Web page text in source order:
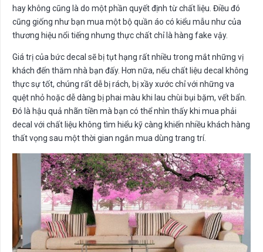
hay không cũng là do một phần quyết định từ chất liệu. Điều đó
cũng giống như bạn mua một bộ quần áo có kiểu mẫu như của
thương hiệu nổi tiếng nhưng thực chất chỉ là hàng fake vậy.
Giá trị của bức decal sẽ bị tụt hạng rất nhiều trong mắt những vị
khách đến thăm nhà bạn đấy. Hơn nữa, nếu chất liệu decal không
thực sự tốt, chúng rất dễ bị rách, bị xầy xước chỉ với những va
quệt nhỏ hoặc dễ dàng bị phai màu khi lau chùi bụi bặm, vết bẩn.
Đó là hậu quả nhãn tiền mà bạn có thể nhìn thấy khi mua phải
decal với chất liệu không tìm hiểu kỹ càng khiến nhiều khách hàng
thất vọng sau một thời gian ngắn mua dùng trang trí.